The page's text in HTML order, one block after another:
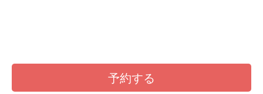
予約する